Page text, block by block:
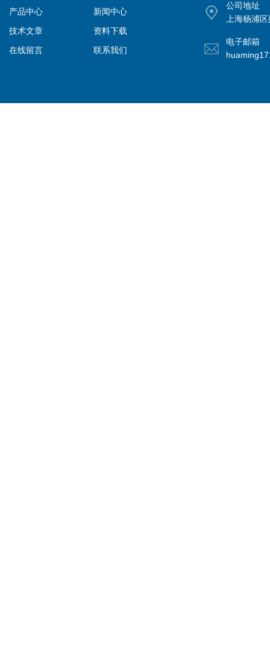
产品中心
新闻中心
技术文章
资料下载
在线留言
联系我们
公司地址
上海杨浦
电子邮箱